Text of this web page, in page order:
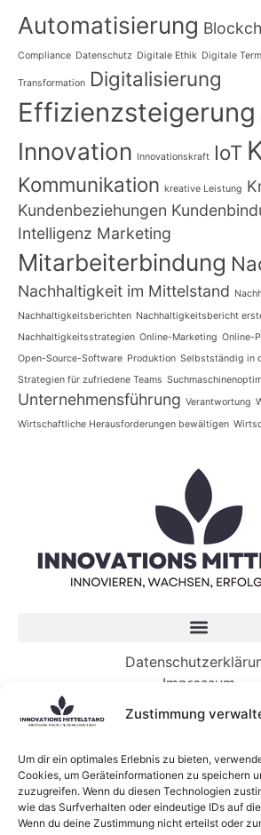
Zustimmung
Um dir ein optimales Erlebnis zu bieten,
Cookies, um Geräteinformationen zu speichern
zuzugreifen. Wenn du diesen Technologien
wie das Surfverhalten oder eindeutige IDs auf
Wenn du deine Zustimmung nicht erteilst oder
Automatisierung
Compliance Datenschutz Digitale Ethik Digitale
Transformation Digitalisierung
Effizienzsteigerung
Innovation Innovationskraft IoT
Kommunikation kreative Leistung
Kundenbeziehungen
Intelligenz Marketing
Mitarbeiterbindung
Nachhaltigkeit im Mittelstand
Nachhaltigkeitsberichten Nachhaltigkeitsbericht
Nachhaltigkeitsstrategien Online-Marketing Online-
Open-Source-Software Produktion Selbstständig in
Strategien für zufriedene Teams
Unternehmensführung Verantwortung
Wirtschaftliche Herausforderungen bewältigen
Impressum
Neueste Beiträge
Es ist an der Zeit, dass Ihr
investiert. So geht’s.
Die KI-gesteuerte Zukunft
Menschen mehr denn je